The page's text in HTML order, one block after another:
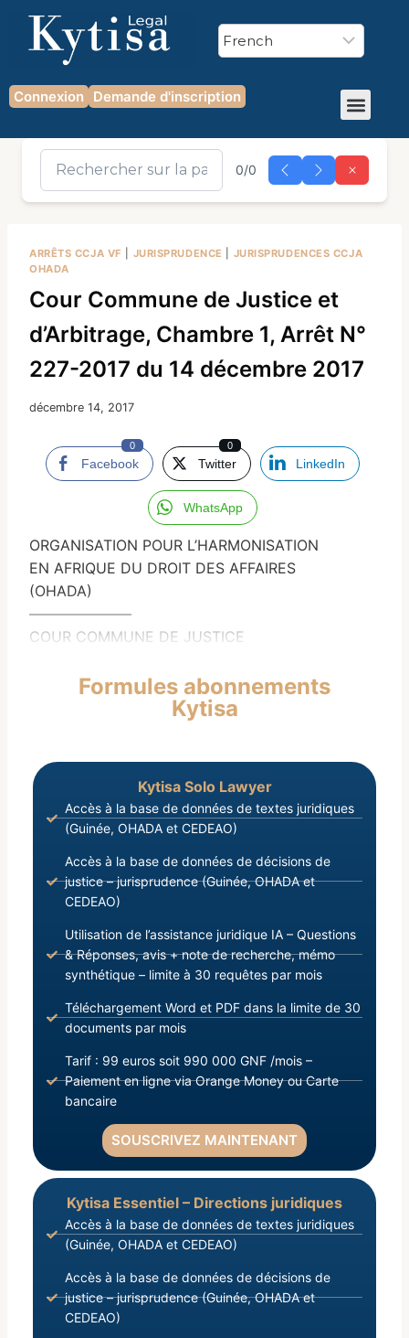
Connexion Demande d'inscription
0/0
ARRÊTS CCJA VF JURISPRUDENCE
JURISPRUDENCES CCJA
OHADA
Cour Commune de Justice et
d’Arbitrage, Chambre 1, Arrêt N°
227-2017 du 14 décembre 2017
décembre 14, 2017
Facebook
0
Twitter
0
LinkedIn
WhatsApp
ORGANISATION POUR L’HARMONISATION
EN AFRIQUE DU DROIT DES AFFAIRES
(OHADA)
———————
COUR COMMUNE DE JUSTICE
Formules abonnements
Kytisa
Kytisa Solo Lawyer
Accès à la base de données de textes juridiques
(Guinée, OHADA et CEDEAO)
Accès à la base de données de décisions de
justice – jurisprudence (Guinée, OHADA et
CEDEAO)
Utilisation de l’assistance juridique IA – Questions
& Réponses, avis + note de recherche, mémo
synthétique – limite à 30 requêtes par mois
Téléchargement Word et PDF dans la limite de 30
documents par mois
Tarif : 99 euros soit 990 000 GNF /mois –
Paiement en ligne via Orange Money ou Carte
bancaire
SOUSCRIVEZ MAINTENANT
Kytisa Essentiel – Directions juridiques
Accès à la base de données de textes juridiques
(Guinée, OHADA et CEDEAO)
Accès à la base de données de décisions de
justice – jurisprudence (Guinée, OHADA et
CEDEAO)